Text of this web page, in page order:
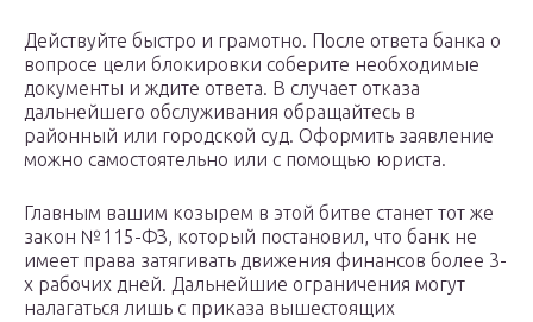
Действуйте быстро и грамотно. После ответа банка о
вопросе цели блокировки соберите необходимые
документы и ждите ответа. В случает отказа
дальнейшего обслуживания обращайтесь в
районный или городской суд. Оформить заявление
можно самостоятельно или с помощью юриста.
Главным вашим козырем в этой битве станет тот же
закон №115-ФЗ, который постановил, что банк не
имеет права затягивать движения финансов более 3-
х рабочих дней. Дальнейшие ограничения могут
налагаться лишь с приказа вышестоящих